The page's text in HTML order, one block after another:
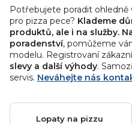
Potřebujete poradit ohledně
pro pizza pece? Klademe
produktů, ale i na služby.
poradenství, pomůžeme
modelu. Registrovaní
slevy a další výhody.
servis. Neváhejte nás
Lopaty na pizzu